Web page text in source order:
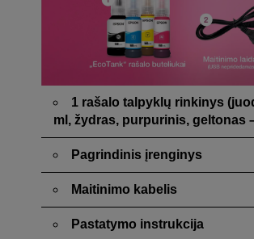
1 rašalo talpyklų rinkinys
ml, žydras, purpurinis, geltonas
Pagrindinis įrenginys
Maitinimo kabelis
Pastatymo instrukcija